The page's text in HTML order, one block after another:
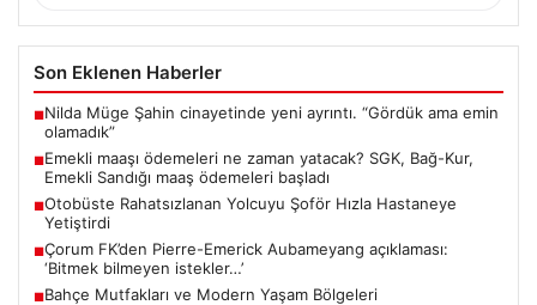
Son Eklenen Haberler
■Nilda Müge Şahin cinayetinde yeni ayrıntı. “Gördük ama emin
olamadık”
■Emekli maaşı ödemeleri ne zaman yatacak? SGK, Bağ-Kur,
Emekli Sandığı maaş ödemeleri başladı
■Otobüste Rahatsızlanan Yolcuyu Şoför Hızla Hastaneye
Yetiştirdi
■Çorum FK’den Pierre-Emerick Aubameyang açıklaması:
‘Bitmek bilmeyen istekler…’
■Bahçe Mutfakları ve Modern Yaşam Bölgeleri